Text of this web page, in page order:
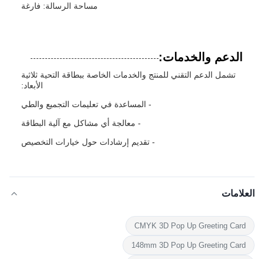
مساحة الرسالة: فارغة
الدعم والخدمات:
تشمل الدعم التقني للمنتج والخدمات الخاصة ببطاقة التحية ثلاثية
الأبعاد:
- المساعدة في تعليمات التجميع والطي
- معالجة أي مشاكل مع آلية البطاقة
- تقديم إرشادات حول خيارات التخصيص
العلامات
CMYK 3D Pop Up Greeting Card
148mm 3D Pop Up Greeting Card